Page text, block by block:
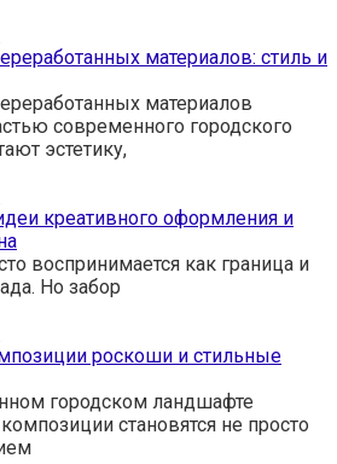
материалов: стиль и
материалов
современного городского
эстетику,
креативного оформления и
воспринимается как граница и
Но забор
роскоши и стильные
городском ландшафте
становятся не просто